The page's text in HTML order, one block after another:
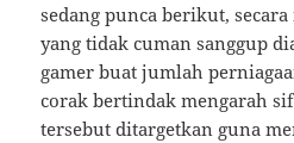
sedang punca berikut,
yang tidak cuman sanggup
gamer buat jumlah
corak bertindak mengarah
tersebut ditargetkan guna